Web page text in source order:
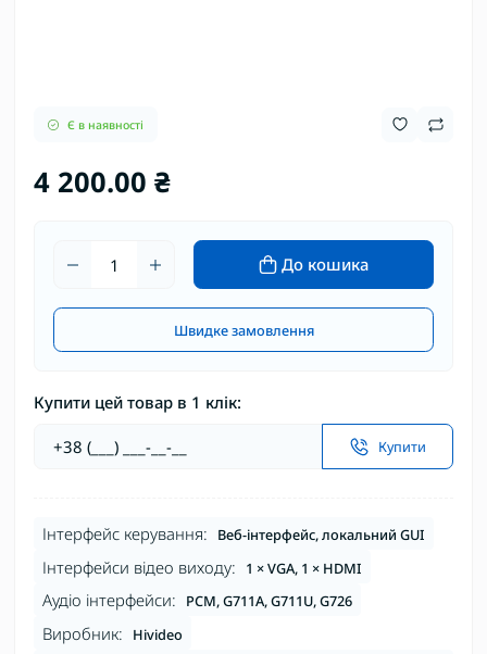
Є в наявності
4 200.00 ₴
До кошика
Швидке замовлення
Купити цей товар в 1 клік:
Купити
Інтерфейс керування: Веб-інтерфейс, локальний GUI
Інтерфейси відео виходу: 1 × VGA, 1 × HDMI
Аудіо інтерфейси: PCM, G711A, G711U, G726
Виробник: Hivideo